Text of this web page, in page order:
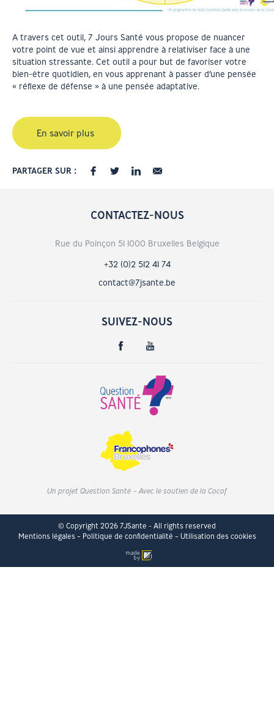
A travers cet outil, 7 Jours Santé vous propose de nuancer
votre point de vue et ainsi apprendre à relativiser face à une
situation stressante. Cet outil a pour but de favoriser votre
bien-être quotidien, en vous apprenant à passer d’une pensée
« réflexe de défense » à une pensée adaptative.
En savoir plus
PARTAGER SUR :
CONTACTEZ-NOUS
Rue du Poinçon 51 1000 Bruxelles Belgique
+32 (0)2 512 41 74
contact@7jsante.be
SUIVEZ-NOUS
Un projet Question Santé – Avec le soutien de la Cocof
© Copyright 2026 7JSante - All rights reserved
Mentions légales
Politique de confidentialité Utilisation des cookies